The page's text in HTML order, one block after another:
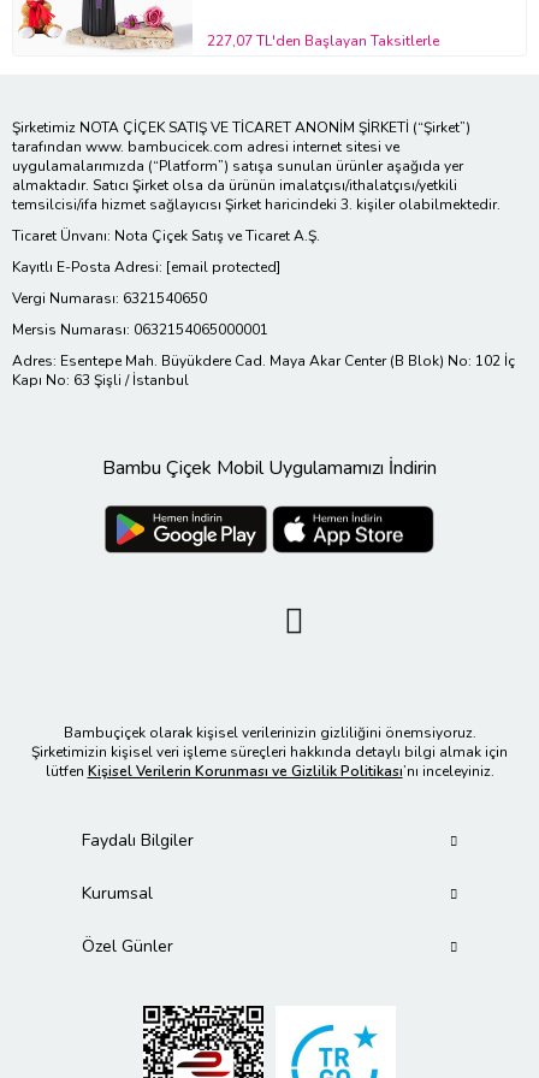
227,07 TL'den Başlayan Taksitlerle
Şirketimiz NOTA ÇİÇEK SATIŞ VE TİCARET ANONİM ŞİRKETİ (“Şirket”)
tarafından www. bambucicek.com adresi internet sitesi ve
uygulamalarımızda (“Platform”) satışa sunulan ürünler aşağıda yer
almaktadır. Satıcı Şirket olsa da ürünün imalatçısı/ithalatçısı/yetkili
temsilcisi/ifa hizmet sağlayıcısı Şirket haricindeki 3. kişiler olabilmektedir.
Ticaret Ünvanı: Nota Çiçek Satış ve Ticaret A.Ş.
Kayıtlı E-Posta Adresi: [email protected]
Vergi Numarası: 6321540650
Mersis Numarası: 0632154065000001
Adres: Esentepe Mah. Büyükdere Cad. Maya Akar Center (B Blok) No: 102 İç
Kapı No: 63 Şişli / İstanbul
Bambu Çiçek Mobil Uygulamamızı İndirin
Bambuçiçek olarak kişisel verilerinizin gizliliğini önemsiyoruz.
Şirketimizin kişisel veri işleme süreçleri hakkında detaylı bilgi almak için
lütfen Kişisel Verilerin Korunması ve Gizlilik Politikası’nı inceleyiniz.
Faydalı Bilgiler
Kurumsal
Özel Günler